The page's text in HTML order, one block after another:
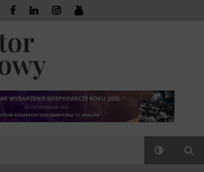
Monitor
Rynkowy